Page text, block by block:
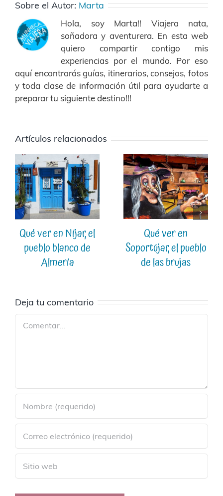
Sobre el Autor: Marta
Hola, soy Marta!! Viajera nata,
soñadora y aventurera. En esta web
quiero compartir contigo mis
experiencias por el mundo. Por eso
aquí encontrarás guías, itinerarios, consejos, fotos
y toda clase de información útil para ayudarte a
preparar tu siguiente destino!!!
Artículos relacionados
Qué ver en Níjar, el
pueblo blanco de
Almería
Qué ver en
Soportújar, el pueblo
de las brujas
Deja tu comentario